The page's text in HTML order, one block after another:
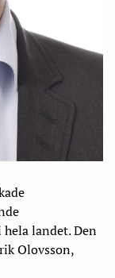
landet. Den
Olovsson,